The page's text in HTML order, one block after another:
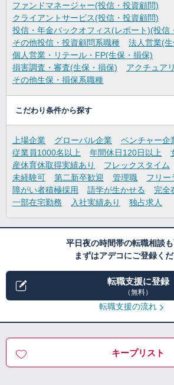
ファンドマネージャー(投信・投資顧問)
クライアントサービス(投信・投資顧問)
投信・年金バックオフィス(レポート)(投信
その他投信・投資顧問系職種
法人営業(
個人営業・リテール・FP(生保・損保)
損害調査・審査(生保・損保)
アクチュア
その他生保・損保系職種
こだわり条件から探す
上場企業 グローバル企業 ベンチャー企
従業員1000名以上
年間休日120日以上
産休育休取得実績あり
フレックスタイム
未経験可
第二新卒歓迎 管理職
フリー
障がい者積極採用
語学が生かせる
完全
一部在宅勤務
入社実績あり 独占求人
平日夜の時間帯の転職相談も
まずはアデコにご登録く
転職支援に登録
（無料）
転職支援の流れ
キープリスト